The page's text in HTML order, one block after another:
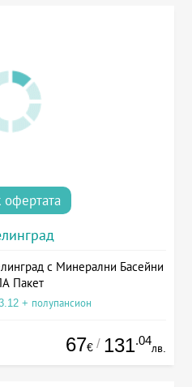
офертата
с Минерални Басейни
Пакет
+ полупансион
67€ / 131.04
лв.